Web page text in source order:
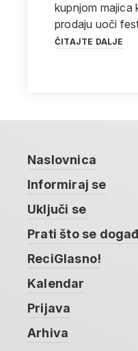
kupnjom majica
prodaju uoči
ČITAJTE DALJE
Naslovnica
Informiraj se
Uključi se
Prati što se
ReciGlasno!
Kalendar
Prijava
Arhiva